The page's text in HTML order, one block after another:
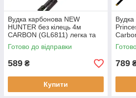
Вудка карбонова NEW
HUNTER без кілець 4м
CARBON (GL6811) легка та
жорстка для комфортної
рибалки
Готово до відправки
589 ₴
Купити
789